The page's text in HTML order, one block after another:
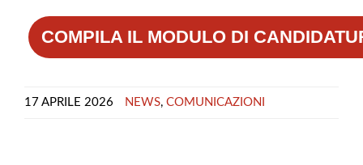
COMPILA IL MODULO DI
17 APRILE 2026 NEWS, COMUNICAZIONI